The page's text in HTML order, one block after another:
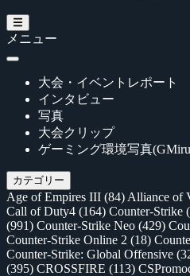
メニュー
大会・イベントレポート
インタビュー
写真
大会クリップ
ゲーミング環境写真
カテゴリー
Age of Empires III (84) Alliance of
Call of Duty4 (164) Counter-Strike
(991) Counter-Strike Neo (429)
Counter-Strike Online 2 (18)
Counter-Strike: Global Offensive
(395) CROSSFIRE (113)